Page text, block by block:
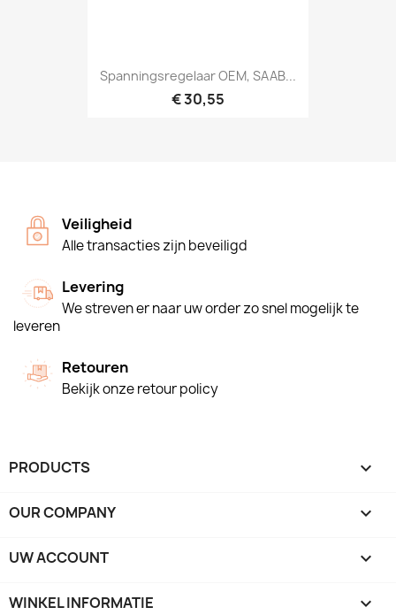
Spanningsregelaar OEM, SAAB...
€ 30,55
Veiligheid
Alle transacties zijn beveiligd
Levering
We streven er naar uw order zo snel mogelijk te
leveren
Retouren
Bekijk onze retour policy
PRODUCTS 
OUR COMPANY 
UW ACCOUNT 
WINKEL INFORMATIE keyboard_arrow_down